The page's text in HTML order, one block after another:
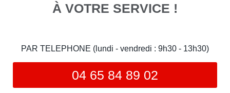
À VOTRE SERVICE !
PAR TELEPHONE (lundi - vendredi : 9h30 - 13h30)
04 65 84 89 02